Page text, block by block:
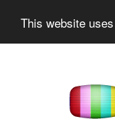
This website